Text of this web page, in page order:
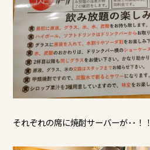
それぞれの席に焼酎サーバーが･･！！